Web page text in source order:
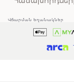
Վճարման եղանակներ